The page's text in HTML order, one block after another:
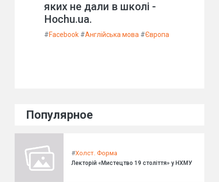
яких не дали в школі -
Hochu.ua.
#Facebook #Англійська мова #Європа
Популярное
#Холст. Форма
Лекторій «Мистецтво 19 століття» у НХМУ